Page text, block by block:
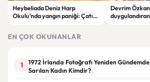
Heybeliada Deniz Harp
Okulu’nda yangın paniği: Çatıda
Devrim
EN ÇOK OKUNANLAR
1
1972 İrlanda Fotoğrafı Yeniden
Sarılan Kadın Kimdir?